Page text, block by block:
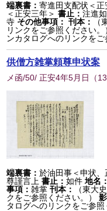
端裏書：寄進田支配状＜正
＜正安三年＞ 書止：注進
寺 その他事項： 刊本：
リンクをご参照ください。
ンカタログへのリンクをご
供僧方雑掌頼尊申状案
メ函/50/ 正安4年5月日 （
端裏書：於油田事＜申状、
尊謹言上 書止：如件 地名：
事項：雑掌 刊本：
（東大
クをご参照ください。）
タログへのリンクをご参照